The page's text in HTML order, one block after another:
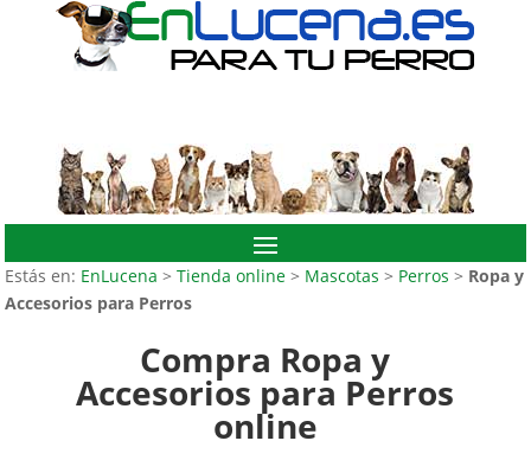
Estás en: EnLucena >Tienda online > Mascotas > Perros > Ropa y
Accesorios para Perros
Compra Ropa y
Accesorios para Perros
online